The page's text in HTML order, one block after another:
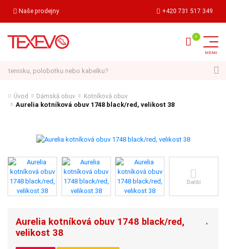
Naše prodejny +420 731 517 349
Úvod Dámská obuv Kotníková obuv
Aurelia kotníková obuv 1748 black/red, velikost 38
Další
Aurelia kotníková obuv 1748 black/red,
velikost 38